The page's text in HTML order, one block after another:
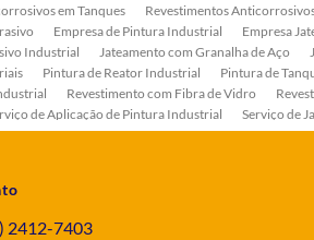
em Tanques Revestimentos
Empresa de Pintura Industrial Empresa
Industrial Jateamento com Granalha de Aço
Pintura de Reator Industrial Pintura de
Revestimento com Fibra de Vidro
de Aplicação de Pintura Industrial Serviço de
Industriais Serviço de Pintura de Tanque Industrial
2412-7403